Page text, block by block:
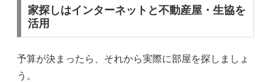
家探しはインターネットと不動産屋・生協を
活用
予算が決まったら、それから実際に部屋を探しましょ
う。